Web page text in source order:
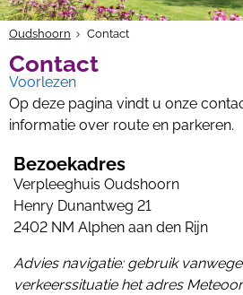
Oudshoorn Contact
Contact
Voorlezen
Op deze pagina vindt u onze
informatie over route en parkeren.
Bezoekadres
Verpleeghuis Oudshoorn
Henry Dunantweg 21
2402 NM Alphen aan den Rijn
Advies navigatie: gebruik
verkeerssituatie het adres